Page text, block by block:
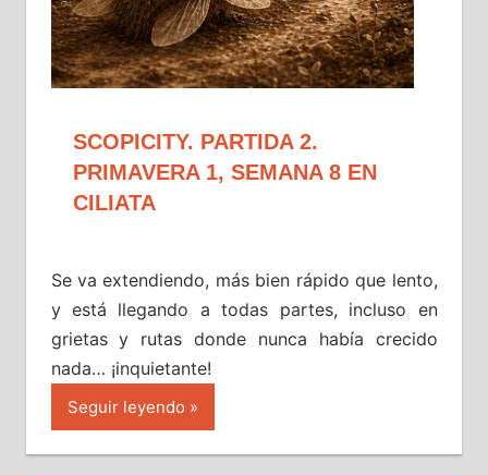
SCOPICITY. PARTIDA 2.
PRIMAVERA 1, SEMANA 8 EN
CILIATA
Se va extendiendo, más bien rápido que lento,
y está llegando a todas partes, incluso en
grietas y rutas donde nunca había crecido
nada… ¡inquietante!
Seguir leyendo